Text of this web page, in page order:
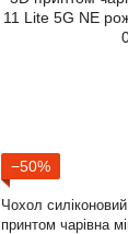
−50%
Чохол
принтом чарівна